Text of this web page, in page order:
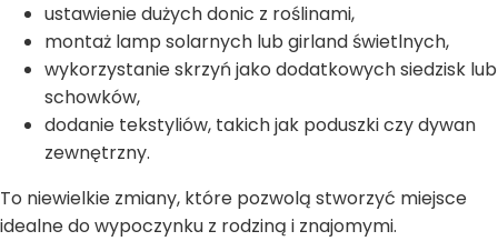
ustawienie dużych donic z roślinami,
montaż lamp solarnych lub girland świetlnych,
wykorzystanie skrzyń jako dodatkowych siedzisk lub
schowków,
dodanie tekstyliów, takich jak poduszki czy dywan
zewnętrzny.
To niewielkie zmiany, które pozwolą stworzyć miejsce
idealne do wypoczynku z rodziną i znajomymi.